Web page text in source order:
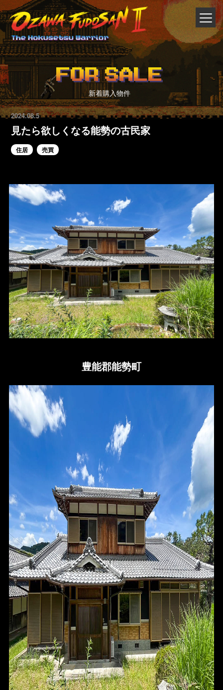
FOR SALE
新着購入物件
2024.08.5
見たら欲しくなる能勢の古民家
住居 売買
豊能郡能勢町